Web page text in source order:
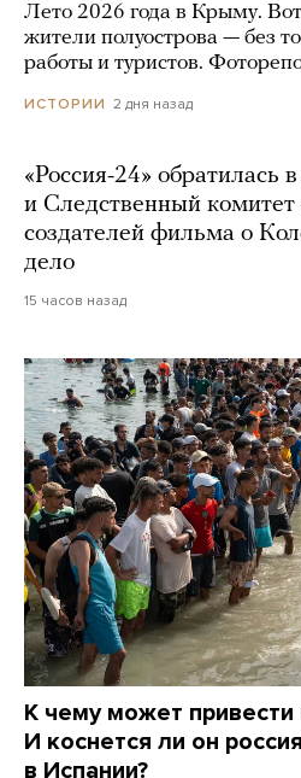
Лето 2026 года в Крыму.
жители полуострова — без
работы и туристов.
ИСТОРИИ 2 дня назад
«Россия-24» обратилась
и Следственный комитет
создателей фильма о
дело
15 часов назад
К чему может привести
И коснется ли он
в Испании?